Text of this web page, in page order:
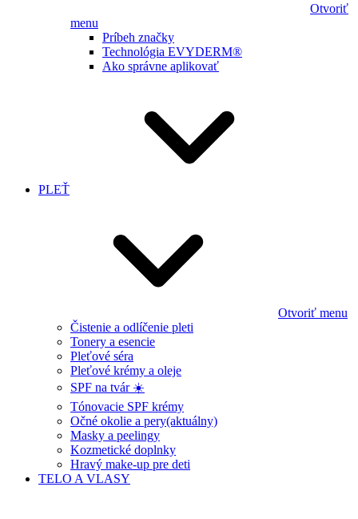
Otvoriť
menu
Príbeh značky
Technológia EVYDERM®
Ako správne aplikovať
PLEŤ
Otvoriť menu
Čistenie a odlíčenie pleti
Tonery a esencie
Pleťové séra
Pleťové krémy a oleje
SPF na tvár ☀️
Tónovacie SPF krémy
Očné okolie a pery(aktuálny)
Masky a peelingy
Kozmetické doplnky
Hravý make-up pre deti
TELO A VLASY